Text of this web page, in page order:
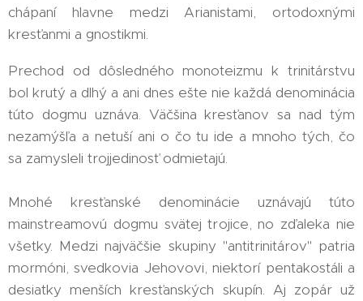
chápaní hlavne medzi Arianistami, ortodoxnými
kresťanmi a gnostikmi.
Prechod od dôsledného monoteizmu k trinitárstvu
bol krutý a dlhý a ani dnes ešte nie každá denominácia
túto dogmu uznáva. Väčšina kresťanov sa nad tým
nezamýšľa a netuší ani o čo tu ide a mnoho tých, čo
sa zamysleli trojjedinosť odmietajú.
Mnohé kresťanské denominácie uznávajú túto
mainstreamovú dogmu svätej trojice, no zďaleka nie
všetky. Medzi najväčšie skupiny "antitrinitárov" patria
mormóni, svedkovia Jehovovi, niektorí pentakostáli a
desiatky menších kresťanských skupín. Aj zopár už